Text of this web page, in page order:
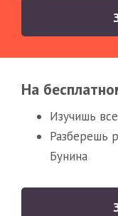
На
Изучишь
Разберешь
Бунина